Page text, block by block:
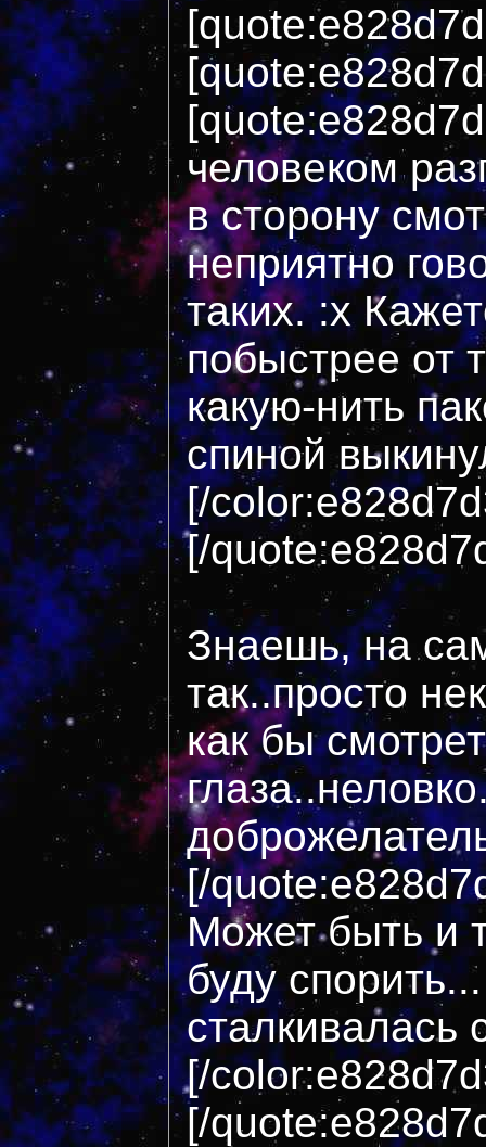
человеком
в сторону
неприятно
таких. :x
побыстрее от
какую-нить
спиной
[/
[/
Знаешь, на
так..просто
как бы
[/
Может быть и
буду
сталкивалась
[/
[/